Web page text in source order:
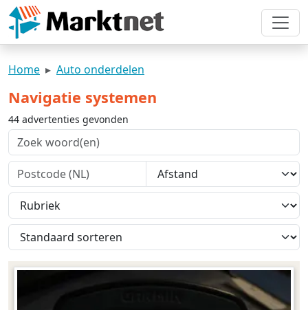
Home Auto onderdelen
Navigatie systemen
44 advertenties gevonden